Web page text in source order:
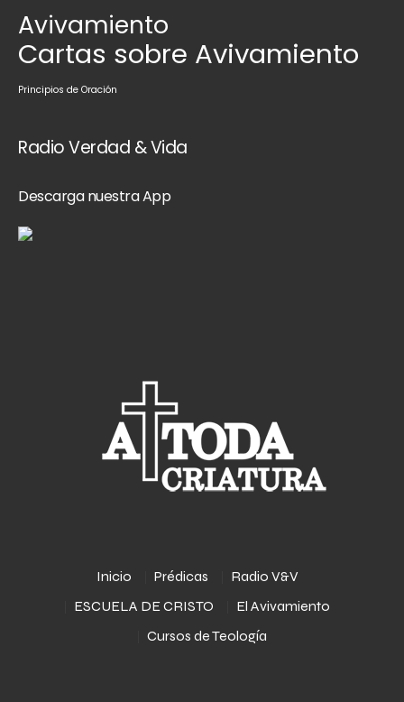
Avivamiento
Cartas sobre Avivamiento
Principios de Oración
Radio Verdad & Vida
Descarga nuestra App
Inicio Prédicas
Radio V&V
ESCUELA DE CRISTO
El Avivamiento
Cursos de Teología